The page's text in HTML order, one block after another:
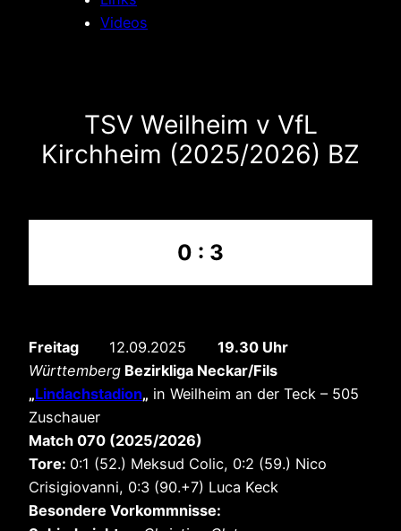
Videos
TSV Weilheim v VfL
Kirchheim (2025/2026) BZ
0 : 3
Freitag 12.09.2025 19.30 Uhr
Württemberg Bezirkliga Neckar/Fils
„Lindachstadion„ in Weilheim an der Teck – 505
Zuschauer
Match 070 (2025/2026)
Tore: 0:1 (52.) Meksud Colic, 0:2 (59.) Nico
Crisigiovanni, 0:3 (90.+7) Luca Keck
Besondere Vorkommnisse: